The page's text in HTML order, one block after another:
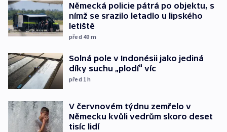
Německá policie pátrá po objektu, s
nímž se srazilo letadlo u lipského
letiště
před 49 m
Solná pole v Indonésii jako jediná
díky suchu „plodí“ víc
před 1h
V červnovém týdnu zemřelo v
Německu kvůli vedrům skoro deset
tisíc lidí